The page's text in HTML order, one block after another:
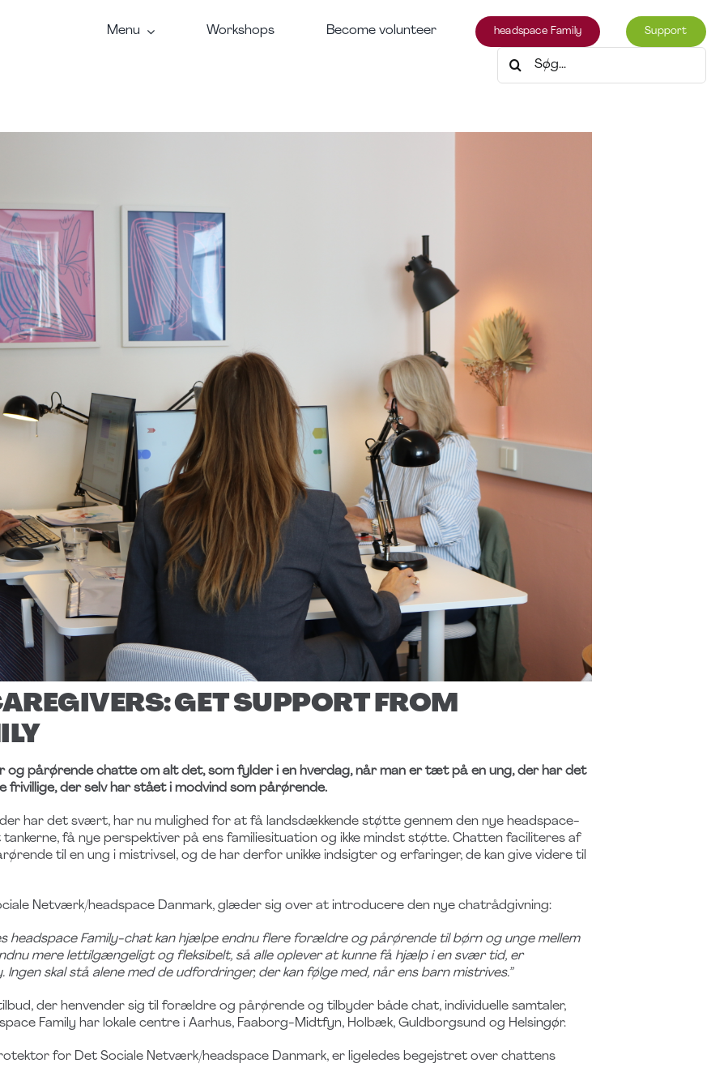
Menu Workshops Become volunteer headspace Family Support
Søg
efter:
GET SUPPORT FROM
og pårørende chatte om alt det, som fylder i en hverdag, når man er tæt på en ung, der har det
der selv har stået i modvind som pårørende.
har det svært, har nu mulighed for at få landsdækkende støtte gennem den nye headspace-
få nye perspektiver på ens familiesituation og ikke mindst støtte. Chatten faciliteres af
til en ung i mistrivsel, og de har derfor unikke indsigter og erfaringer, de kan give videre til
Netværk/headspace Danmark, glæder sig over at introducere den nye chatrådgivning:
headspace Family-chat kan hjælpe endnu flere forældre og pårørende til børn og unge mellem
mere lettilgængeligt og fleksibelt, så alle oplever at kunne få hjælp i en svær tid, er
skal stå alene med de udfordringer, der kan følge med, når ens barn mistrives.”
der henvender sig til forældre og pårørende og tilbyder både chat, individuelle samtaler,
Family har lokale centre i Aarhus, Faaborg-Midtfyn, Holbæk, Guldborgsund og Helsingør.
for Det Sociale Netværk/headspace Danmark, er ligeledes begejstret over chattens